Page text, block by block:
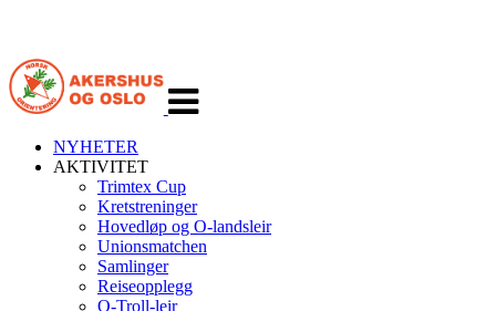
navigasjon
NYHETER
AKTIVITET
Trimtex Cup
Kretstreninger
Hovedløp og O-landsleir
Unionsmatchen
Samlinger
Reiseopplegg
O-Troll-leir